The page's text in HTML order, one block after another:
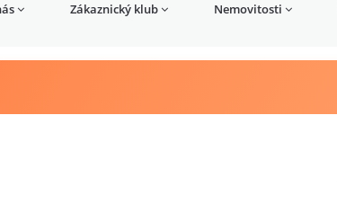
Zákaznický klub Nemovitosti